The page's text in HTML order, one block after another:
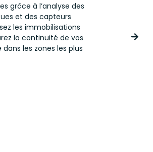
grâce à l’analyse des
et des capteurs
les immobilisations
la continuité de vos
les zones les plus